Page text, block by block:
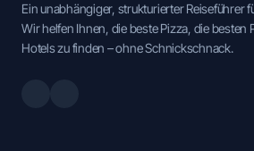
Ein unabhängiger, strukturierter Reiseführer
Wir helfen Ihnen, die beste Pizza, die besten
Hotels zu finden – ohne Schnickschnack.